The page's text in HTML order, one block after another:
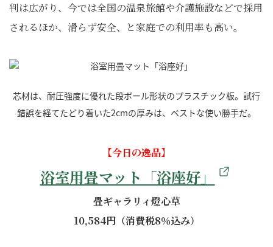
判は広がり、今では全国の温泉旅館や介護施設などで採用
されるほか、滑らず安全、と家庭での利用率も高い。
芯材は、耐圧強度に優れた段ボール形状のプラスチック板。試行
錯誤を経てたどり着いた2cmの厚みは、ベストな使い勝手だ。
【今日の逸品】
浴室用畳マット「浴座好」
畳ギャラリィ燈心草
10,584円（消費税8％込み）